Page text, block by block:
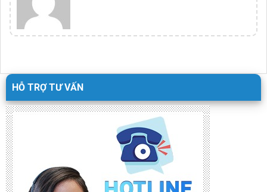
HỖ TRỢ TƯ VẤN